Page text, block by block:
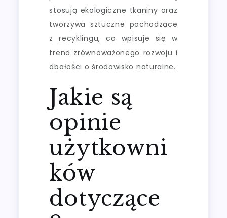
stosują ekologiczne tkaniny oraz
tworzywa sztuczne pochodzące
z recyklingu, co wpisuje się w
trend zrównoważonego rozwoju i
dbałości o środowisko naturalne.
Jakie są
opinie
użytkowni
ków
dotyczące